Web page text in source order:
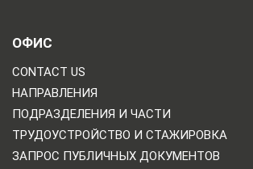
ОФИС
CONTACT US
НАПРАВЛЕНИЯ
ПОДРАЗДЕЛЕНИЯ И ЧАСТИ
ТРУДОУСТРОЙСТВО И СТАЖИРОВКА
ЗАПРОС ПУБЛИЧНЫХ ДОКУМЕНТОВ